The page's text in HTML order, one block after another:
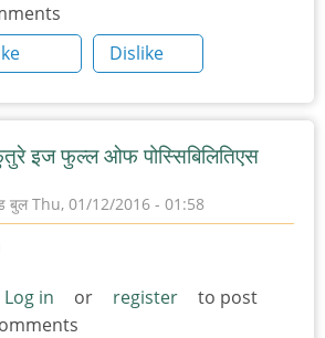
Dislike
इज फुल्ल ओफ पोस्सिबिलितिएस
बुल Thu, 01/12/2016 - 01:58
Log in or register
to post